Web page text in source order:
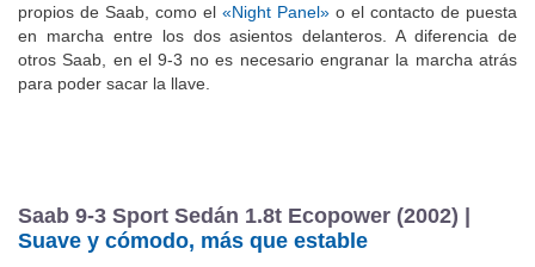
propios de Saab, como el «Night Panel» o el contacto de puesta
en marcha entre los dos asientos delanteros. A diferencia de
otros Saab, en el 9-3 no es necesario engranar la marcha atrás
para poder sacar la llave.
Saab 9-3 Sport Sedán 1.8t Ecopower (2002) |
Suave y cómodo, más que estable